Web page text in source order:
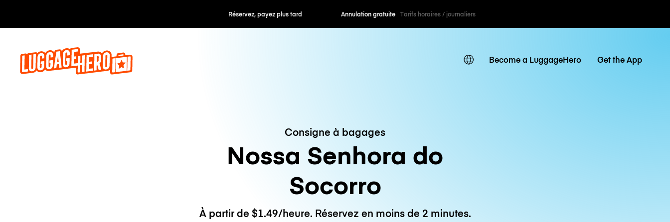
Réservez, payez plus tard Annulation gratuite Tarifs horaires / journaliers
Become a LuggageHero Get the App
Consigne à bagages
Nossa Senhora do
Socorro
À partir de $1.49/heure. Réservez en moins de 2 minutes.